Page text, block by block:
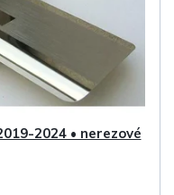
2024 • nerezové